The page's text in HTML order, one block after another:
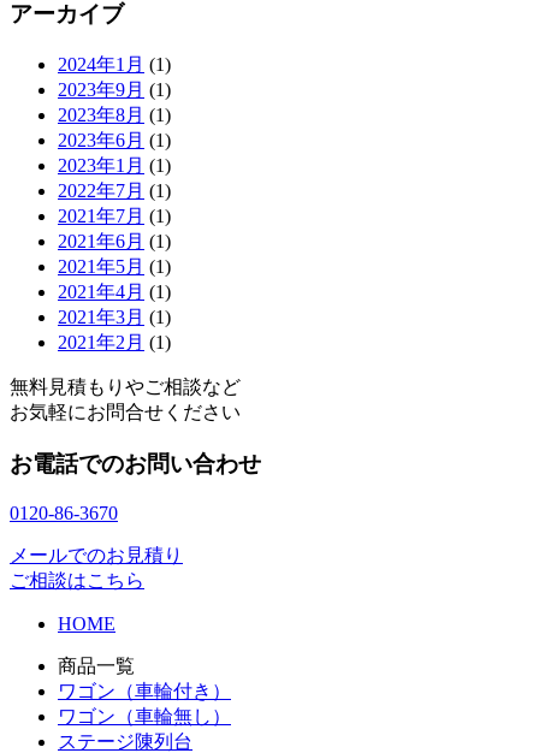
アーカイブ
2024年1月 (1)
2023年9月 (1)
2023年8月 (1)
2023年6月 (1)
2023年1月 (1)
2022年7月 (1)
2021年7月 (1)
2021年6月 (1)
2021年5月 (1)
2021年4月 (1)
2021年3月 (1)
2021年2月 (1)
無料見積もりやご相談など
お気軽にお問合せください
お電話でのお問い合わせ
0120-86-3670
メールでのお見積り
ご相談はこちら
HOME
商品一覧
ワゴン（車輪付き）
ワゴン（車輪無し）
ステージ陳列台